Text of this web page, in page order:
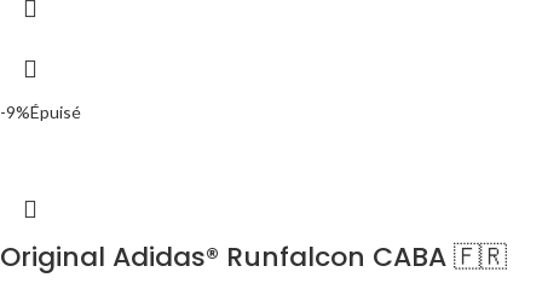
-9%Épuisé
Original Adidas® Runfalcon CABA 🇫🇷